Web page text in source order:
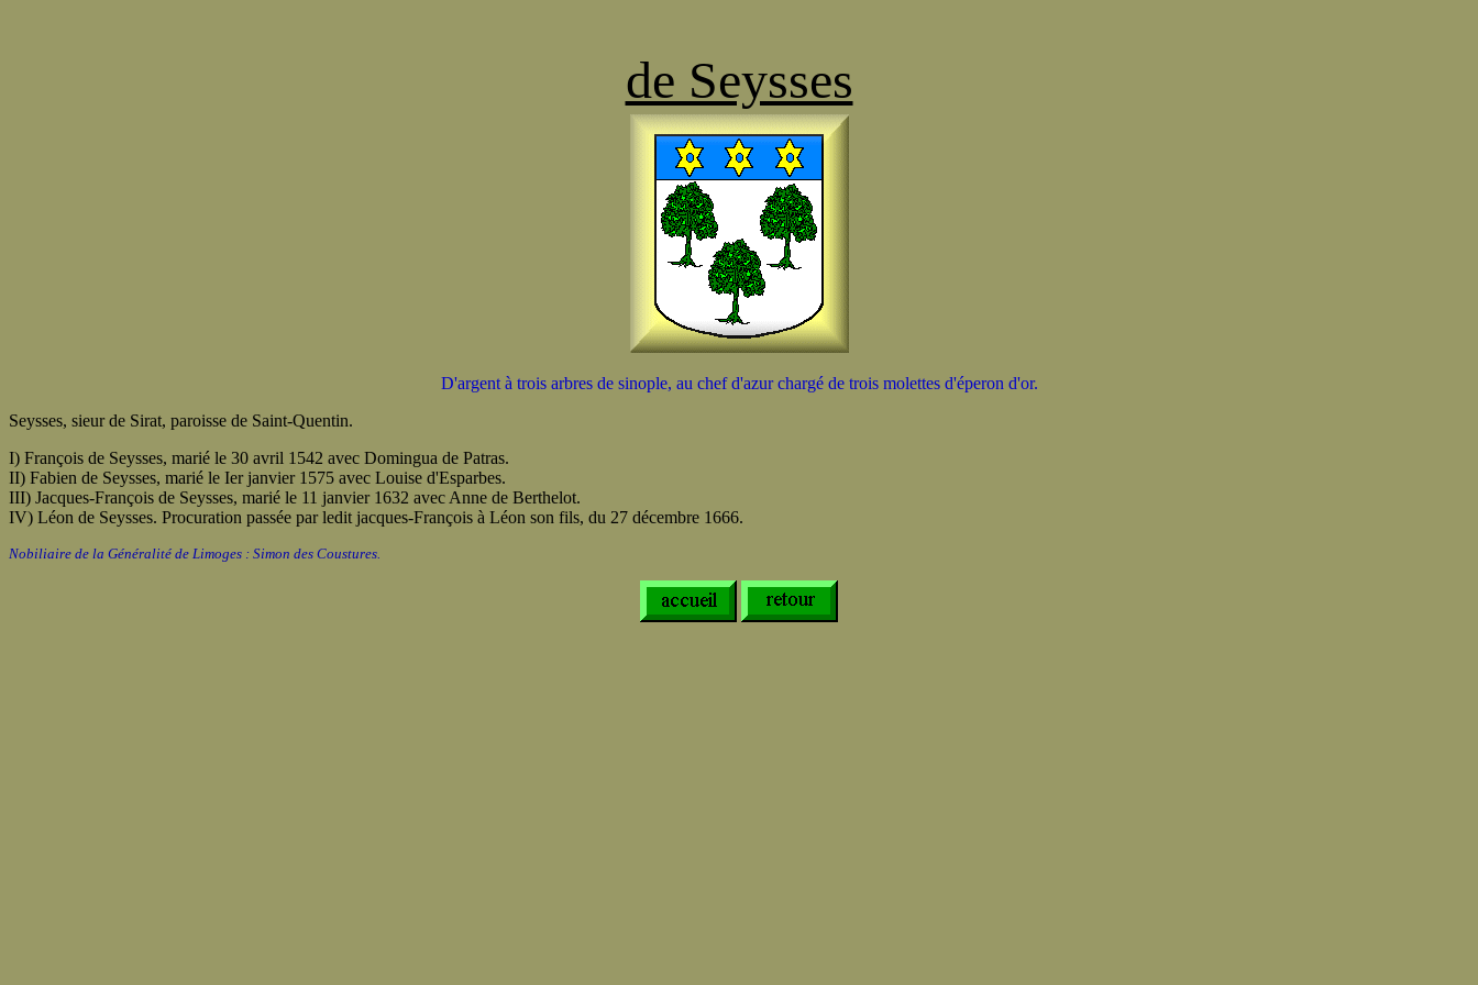
de Seysses
D'argent à trois arbres de sinople, au chef d'azur chargé de trois molettes d'éperon d'or.
Seysses, sieur de Sirat, paroisse de Saint-Quentin.
I) François de Seysses, marié le 30 avril 1542 avec Domingua de Patras.
II) Fabien de Seysses, marié le Ier janvier 1575 avec Louise d'Esparbes.
III) Jacques-François de Seysses, marié le 11 janvier 1632 avec Anne de Berthelot.
IV) Léon de Seysses. Procuration passée par ledit jacques-François à Léon son fils, du 27 décembre 1666.
Nobiliaire de la Généralité de Limoges : Simon des Coustures.